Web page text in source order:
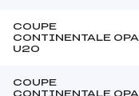
COUPE
CONTINENTALE OPA
U20
COUPE
CONTINENTALE OPA